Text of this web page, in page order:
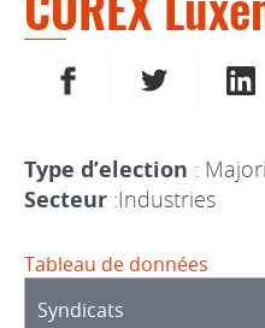
PARTAGER SURPARTAGER
Type d’election :
Secteur :Industries
Tableau de données
Syndicats